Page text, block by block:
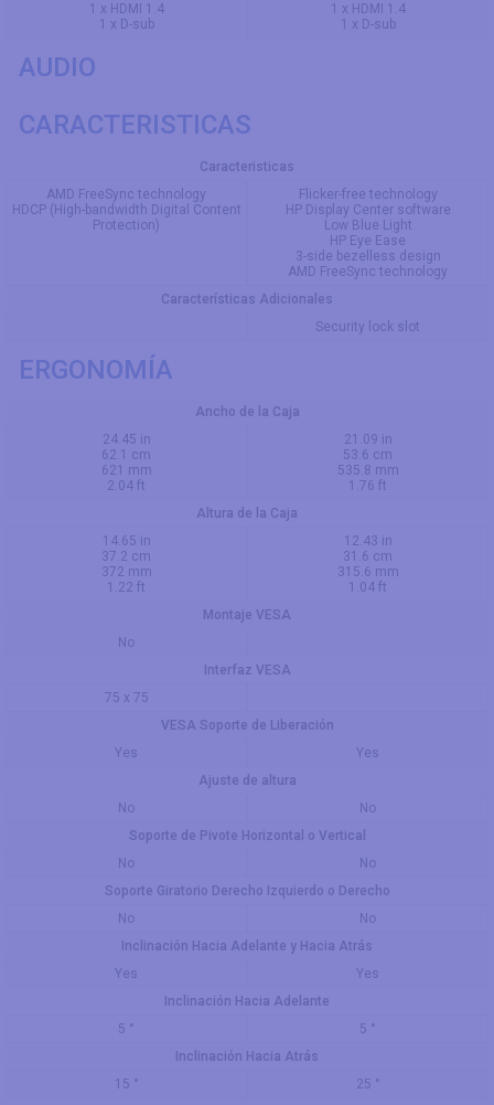
1 x HDMI 1.4
1 x D-sub
1 x HDMI 1.4
1 x D-sub
AUDIO
CARACTERISTICAS
Caracteristicas
AMD FreeSync technology
HDCP (High-bandwidth Digital Content
Protection)
Flicker-free technology
HP Display Center software
Low Blue Light
HP Eye Ease
3-side bezelless design
AMD FreeSync technology
Características Adicionales
Security lock slot
ERGONOMÍA
Ancho de la Caja
24.45 in
62.1 cm
621 mm
2.04 ft
21.09 in
53.6 cm
535.8 mm
1.76 ft
Altura de la Caja
14.65 in
37.2 cm
372 mm
1.22 ft
12.43 in
31.6 cm
315.6 mm
1.04 ft
Montaje VESA
No
Interfaz VESA
75 x 75
VESA Soporte de Liberación
Yes
Yes
Ajuste de altura
No
No
Soporte de Pivote Horizontal o Vertical
No
No
Soporte Giratorio Derecho Izquierdo o Derecho
No
No
Inclinación Hacia Adelante y Hacia Atrás
Yes
Yes
Inclinación Hacia Adelante
5 °
5 °
Inclinación Hacia Atrás
15 °
25 °